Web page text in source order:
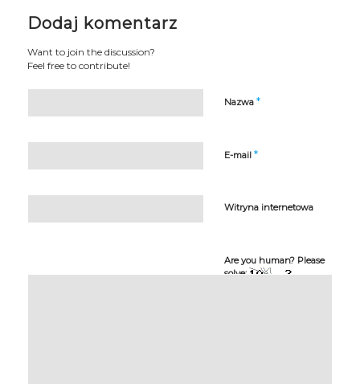
Dodaj komentarz
Want to join the discussion?
Feel free to contribute!
Nazwa *
E-mail *
Witryna internetowa
Are you human? Please
solve: